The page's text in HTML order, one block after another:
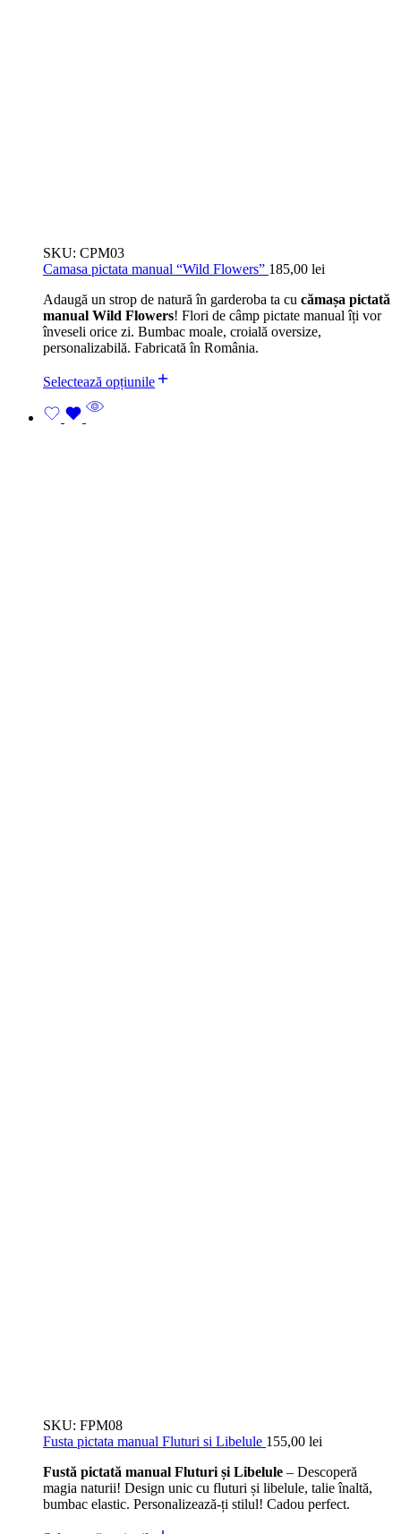
SKU: CPM03
Camasa pictata manual “Wild Flowers” 185,00 lei
Adaugă un strop de natură în garderoba ta cu cămașa pictată
manual Wild Flowers! Flori de câmp pictate manual îți vor
înveseli orice zi. Bumbac moale, croială oversize,
personalizabilă. Fabricată în România.
Selectează opțiunile
SKU: FPM08
Fusta pictata manual Fluturi si Libelule 155,00 lei
Fustă pictată manual Fluturi și Libelule – Descoperă
magia naturii! Design unic cu fluturi și libelule, talie înaltă,
bumbac elastic. Personalizează-ți stilul! Cadou perfect.